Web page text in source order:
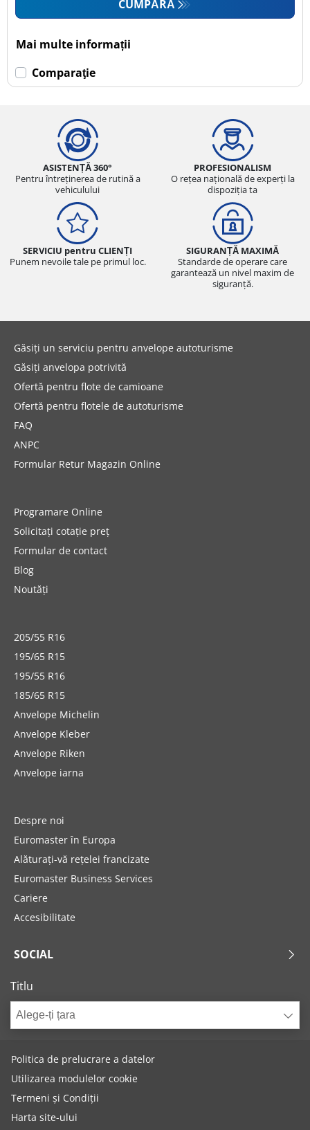
CUMPĂRĂ
Mai multe informații
Comparaţie
ASISTENȚĂ 360°
Pentru întreținerea de rutină a
vehiculului
PROFESIONALISM
O rețea națională de experți la
dispoziția ta
SERVICIU pentru CLIENȚI
Punem nevoile tale pe primul loc.
SIGURANȚĂ MAXIMĂ
Standarde de operare care
garantează un nivel maxim de
siguranță.
Găsiți un serviciu pentru anvelope autoturisme
Găsiți anvelopa potrivită
Ofertă pentru flote de camioane
Ofertă pentru flotele de autoturisme
FAQ
ANPC
Formular Retur Magazin Online
Programare Online
Solicitați cotație preț
Formular de contact
Blog
Noutăți
205/55 R16
195/65 R15
195/55 R16
185/65 R15
Anvelope Michelin
Anvelope Kleber
Anvelope Riken
Anvelope iarna
Despre noi
Euromaster în Europa
Alăturați-vă rețelei francizate
Euromaster Business Services
Cariere
Accesibilitate
SOCIAL
Titlu
Alege-ți țara
Politica de prelucrare a datelor
Utilizarea modulelor cookie
Termeni și Condiții
Harta site-ului